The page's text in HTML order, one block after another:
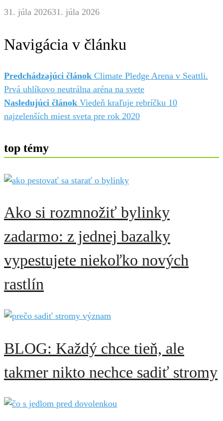
31. júla 202631. júla 2026
Navigácia v článku
Predchádzajúci článok Climate Pledge Arena v Seattli.
Prvá uhlíkovo neutrálna aréna na svete
Nasledujúci článok Viedeň kraľuje rebríčku 10
najzelenších miest sveta pre rok 2020
top témy
Ako si rozmnožiť bylinky
zadarmo: z jednej bazalky
vypestujete niekoľko nových
rastlín
BLOG: Každý chce tieň, ale
takmer nikto nechce sadiť stromy